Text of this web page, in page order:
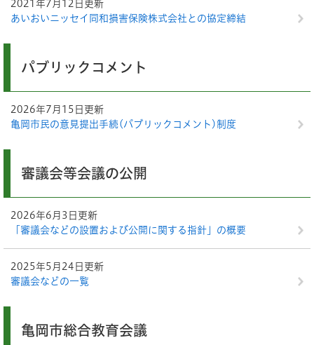
2021年7月12日更新
あいおいニッセイ同和損害保険株式会社との協定締結
パブリックコメント
2026年7月15日更新
亀岡市民の意見提出手続(パブリックコメント)制度
審議会等会議の公開
2026年6月3日更新
「審議会などの設置および公開に関する指針」の概要
2025年5月24日更新
審議会などの一覧
亀岡市総合教育会議